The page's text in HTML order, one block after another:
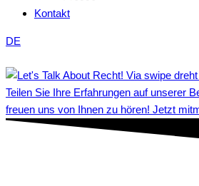
Kontakt
DE
Teilen Sie Ihre Erfahrungen auf unserer
freuen uns von Ihnen zu hören! Jetzt